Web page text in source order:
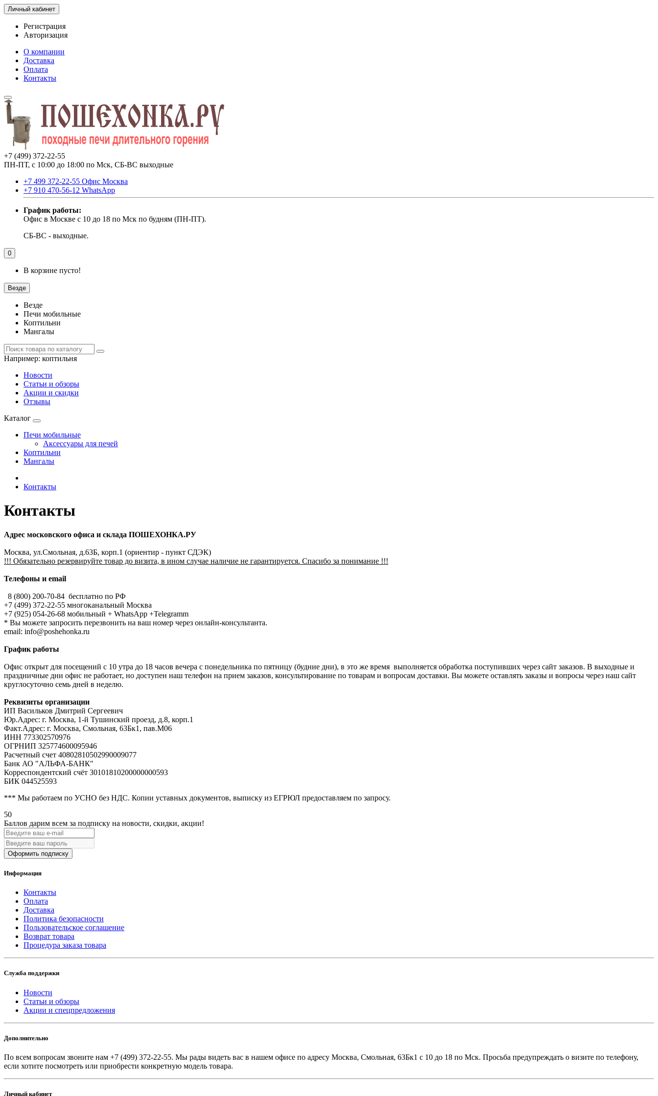
Личный кабинет
Регистрация
Авторизация
О компании
Доставка
Оплата
Контакты
+7 (499) 372-22-55
ПН-ПТ, с 10:00 до 18:00 по Мск, СБ-ВС выходные
+7 499 372-22-55 Офис Москва
+7 910 470-56-12 WhatsApp
График работы:
Офис в Москве с 10 до 18 по Мск по будням (ПН-ПТ).
СБ-ВС - выходные.
0
В корзине пусто!
Везде
Везде
Печи мобильные
Коптильни
Мангалы
Например: коптильня
Новости
Статьи и обзоры
Акции и скидки
Отзывы
Каталог
Печи мобильные
Аксессуары для печей
Коптильни
Мангалы
Контакты
Контакты
Адрес московского офиса и склада ПОШЕХОНКА.РУ
Москва, ул.Смольная, д.63Б, корп.1 (ориентир - пункт СДЭК)
!!! Обязательно резервируйте товар до визита, в ином случае наличие не гарантируется. Спасибо за понимание !!!
Телефоны и email
8 (800) 200-70-84 бесплатно по РФ
+7 (499) 372-22-55 многоканальный Москва
+7 (925) 054-26-68 мобильный + WhatsApp +Telegramm
* Вы можете запросить перезвонить на ваш номер через онлайн-консультанта.
email: info@poshehonka.ru
График работы
Офис открыт для посещений с 10 утра до 18 часов вечера с понедельника по пятницу (будние дни), в это же время выполняется обработка поступивших через сайт заказов. В выходные и
праздничные дни офис не работает, но доступен наш телефон на прием заказов, консультирование по товарам и вопросам доставки. Вы можете оставлять заказы и вопросы через наш сайт
круглосуточно семь дней в неделю.
Реквизиты организации
ИП Васильков Дмитрий Сергеевич
Юр.Адрес: г. Москва, 1-й Тушинский проезд, д.8, корп.1
Факт.Адрес: г. Москва, Смольная, 63Бк1, пав.М06
ИНН 773302570976
ОГРНИП 325774600095946
Расчетный счет 40802810502990009077
Банк АО "АЛЬФА-БАНК"
Корреспондентский счёт 30101810200000000593
БИК 044525593
*** Мы работаем по УСНО без НДС. Копии уставных документов, выписку из ЕГРЮЛ предоставляем по запросу.
50
Баллов дарим всем за подписку на новости, скидки, акции!
Оформить подписку
Информация
Контакты
Оплата
Доставка
Политика безопасности
Пользовательское соглашение
Возврат товара
Процедура заказа товара
Служба поддержки
Новости
Статьи и обзоры
Акции и спецпредложения
Дополнительно
По всем вопросам звоните нам +7 (499) 372-22-55. Мы рады видеть вас в нашем офисе по адресу Москва, Смольная, 63Бк1 с 10 до 18 по Мск. Просьба предупреждать о визите по телефону,
если хотите посмотреть или приобрести конкретную модель товара.
Личный кабинет